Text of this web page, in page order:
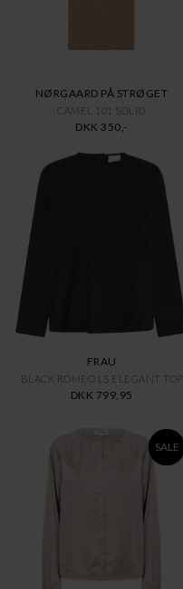
NØRGAARD PÅ STRØGET
CAMEL 101 SOLID
DKK 350,-
FRAU
BLACK ROMEO LS ELEGANT TOP
DKK 799,95
SALE